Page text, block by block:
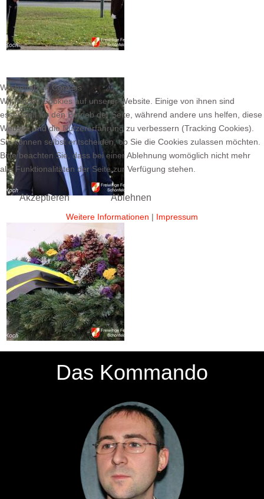
Das Kommando
Wir benutzen Cookies
Wir nutzen Cookies auf unserer Website. Einige von ihnen sind
essenziell für den Betrieb der Seite, während andere uns helfen, diese
Website und die Nutzererfahrung zu verbessern (Tracking Cookies).
Sie können selbst entscheiden, ob Sie die Cookies zulassen möchten.
Bitte beachten Sie, dass bei einer Ablehnung womöglich nicht mehr
alle Funktionalitäten der Seite zur Verfügung stehen.
Akzeptieren Ablehnen
Weitere Informationen | Impressum